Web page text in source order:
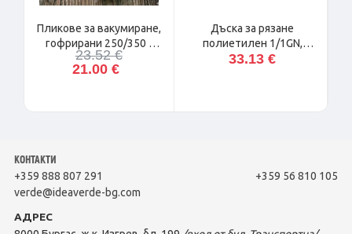
Пликове за вакумиране,
гофрирани 250/350 -
100бр.
21.00 €
23.52 €
Дъска за рязане
полиетилен 1/1GN,
Германия
33.13 €
КОНТАКТИ
+359 888 807 291
+359 56 810 105
verde@ideaverde-bg.com
АДРЕС